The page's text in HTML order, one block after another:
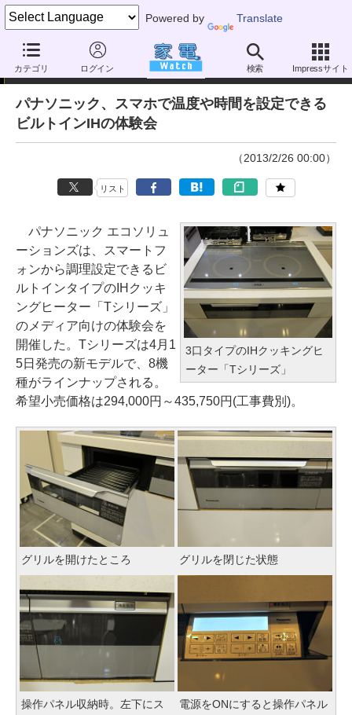
Powered by Translate
カテゴリ ログイン 検索 Impressサイト
ニュース
パナソニック、スマホで温度や時間を設定できる
ビルトインIHの体験会
（2013/2/26 00:00）
リスト
3口タイプのIHクッキングヒ
ーター「Tシリーズ」
パナソニック エコソリュ
ーションズは、スマートフ
ォンから調理設定できるビ
ルトインタイプのIHクッキ
ングヒーター「Tシリーズ」
のメディア向けの体験会を
開催した。Tシリーズは4月1
5日発売の新モデルで、8機
種がラインナップされる。
希望小売価格は294,000円～435,750円(工事費別)。
グリルを開けたところ グリルを閉じた状態
操作パネル収納時。左下にス
電源をONにすると操作パネル